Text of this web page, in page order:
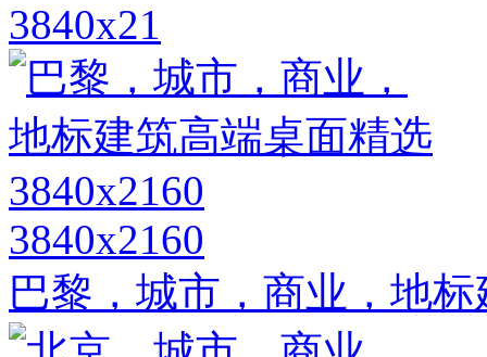
3840x21
3840x2160
巴黎，城市，商业，地